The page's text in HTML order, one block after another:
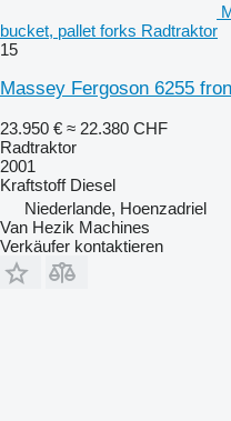
bucket, pallet forks Radtraktor
15
Massey Fergoson 6255
23.950 € ≈ 22.380 CHF
Radtraktor
2001
Kraftstoff Diesel
Niederlande, Hoenzadriel
Van Hezik Machines
Verkäufer kontaktieren